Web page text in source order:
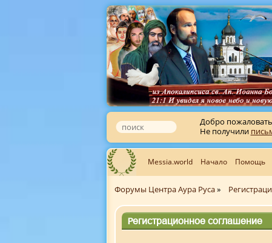
Добро
Не получили
Messia.world Начало Помощь
Форумы Центра Аура Руса»
Регистрационное соглашение